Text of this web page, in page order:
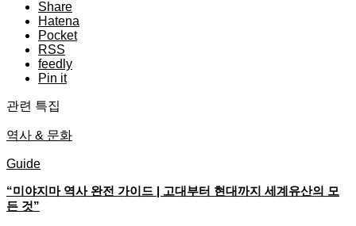
Share
Hatena
Pocket
RSS
feedly
Pin it
관련 특집
역사 & 문화
Guide
“미야지마 역사 완전 가이드 | 고대부터 현대까지 세계유산의 모
든 것”